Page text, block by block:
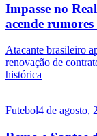
Impasse no
acende
Atacante brasileiro
renovação de
histórica
Futebol4 de agosto,